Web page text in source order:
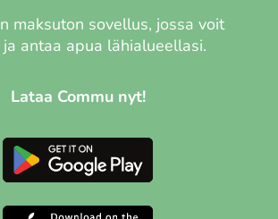
maksuton sovellus, jossa voit
antaa apua lähialueellasi.
Lataa Commu nyt!